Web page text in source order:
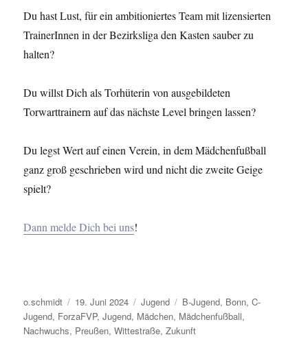
Du hast Lust, für ein ambitioniertes Team mit lizensierten
TrainerInnen in der Bezirksliga den Kasten sauber zu
halten?
Du willst Dich als Torhüterin von ausgebildeten
Torwarttrainern auf das nächste Level bringen lassen?
Du legst Wert auf einen Verein, in dem Mädchenfußball
ganz groß geschrieben wird und nicht die zweite Geige
spielt?
Dann melde Dich bei uns!
Autor
o.schmidt
Veröffentlicht
am
19. Juni 2024 Kategorien
Jugend Schlagwörter
B-Jugend, Bonn,C-
Jugend, ForzaFVP,Jugend, Mädchen, Mädchenfußball,
Nachwuchs, Preußen,Wittestraße,Zukunft